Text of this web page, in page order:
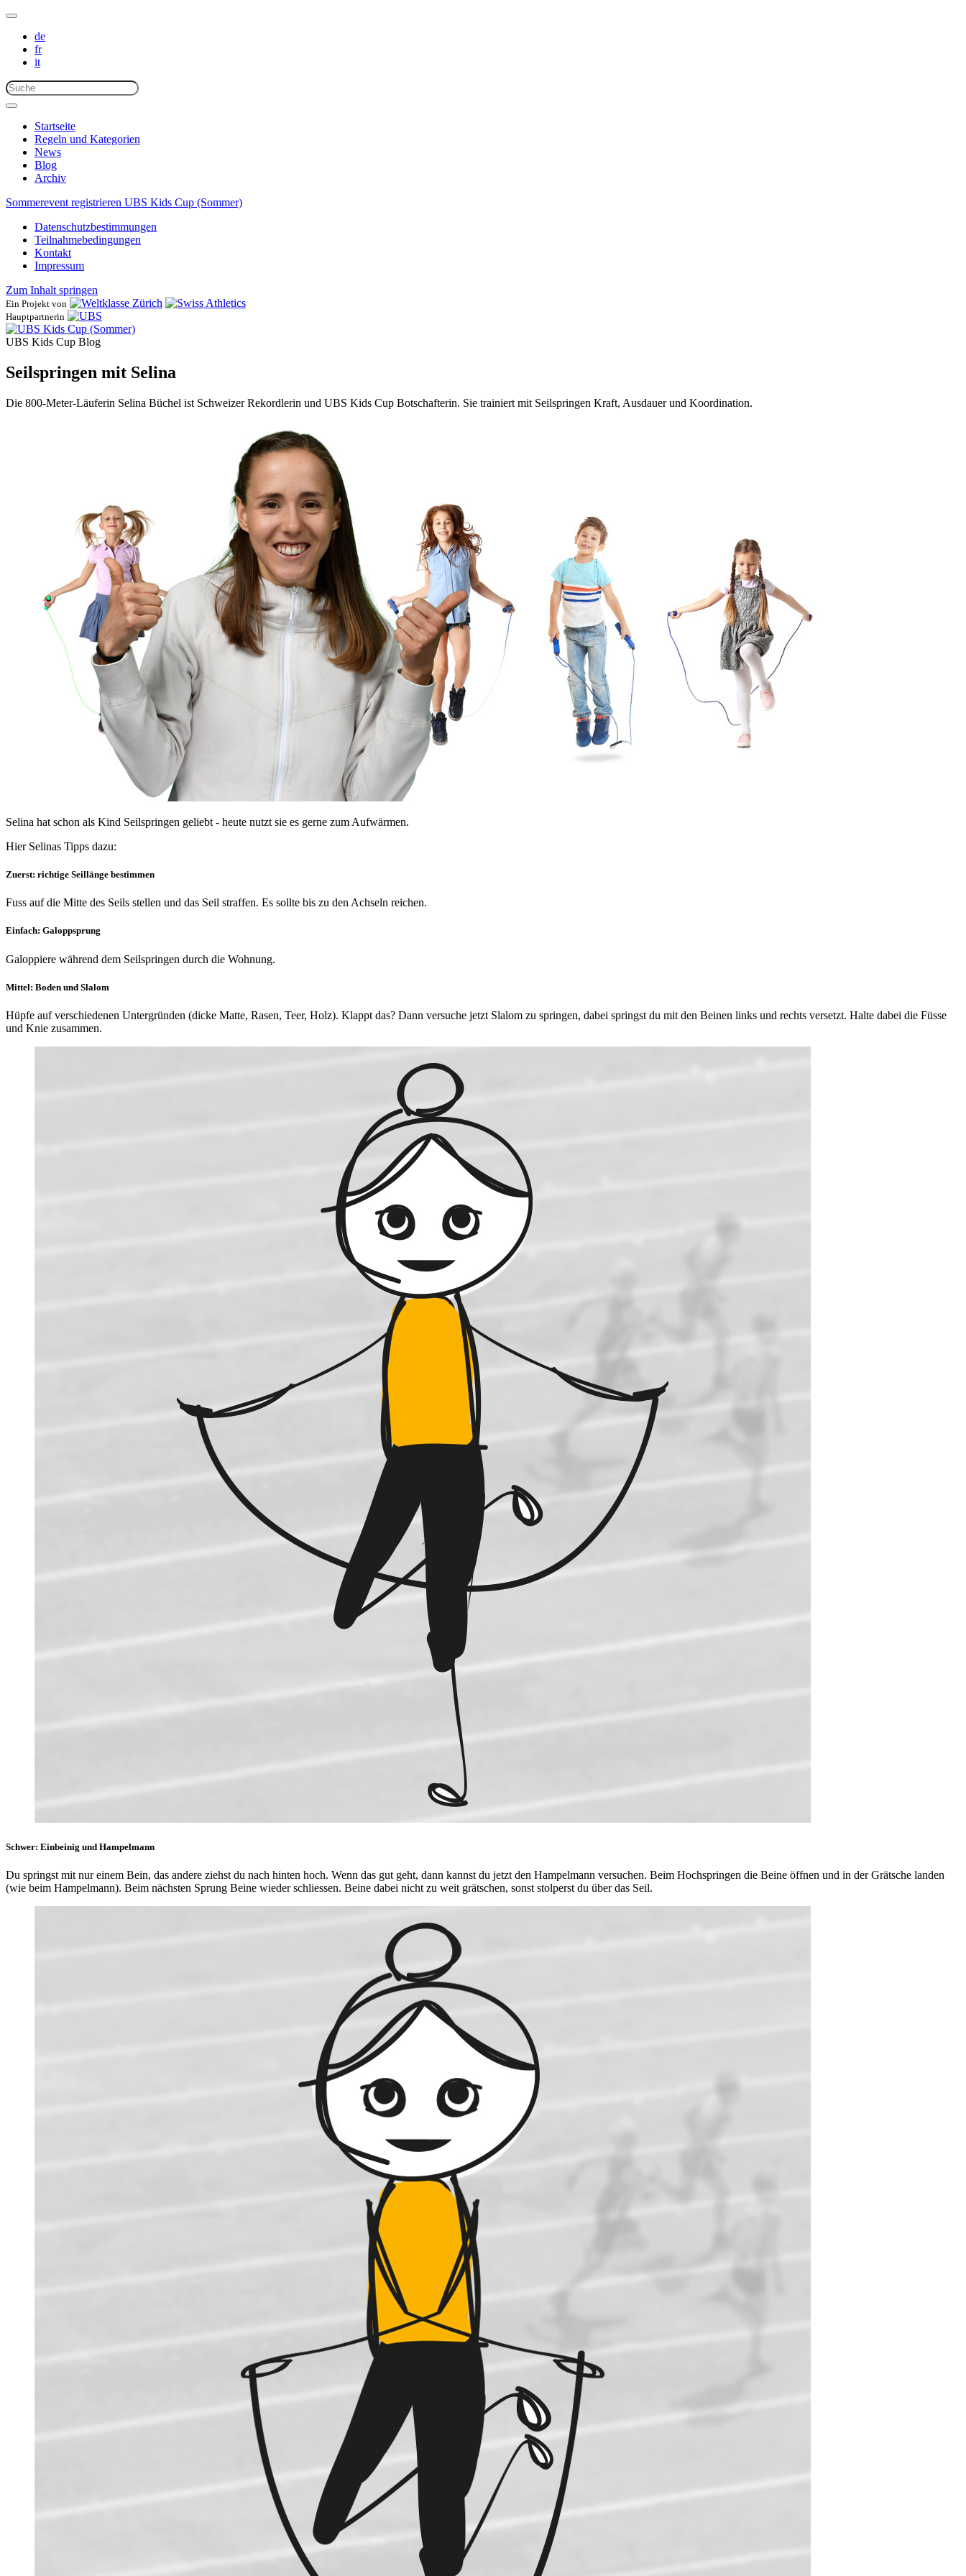
de
fr
it
Startseite
Regeln und Kategorien
News
Blog
Archiv
Sommerevent registrieren UBS Kids Cup (Sommer)
Datenschutzbestimmungen
Teilnahmebedingungen
Kontakt
Impressum
Zum Inhalt springen
Ein Projekt von
Hauptpartnerin
UBS Kids Cup Blog
Seilspringen mit Selina
Die 800-Meter-Läuferin Selina Büchel ist Schweizer Rekordlerin und UBS Kids Cup Botschafterin. Sie trainiert mit Seilspringen Kraft, Ausdauer und Koordination.
Selina hat schon als Kind Seilspringen geliebt - heute nutzt sie es gerne zum Aufwärmen.
Hier Selinas Tipps dazu:
Zuerst: richtige Seillänge bestimmen
Fuss auf die Mitte des Seils stellen und das Seil straffen. Es sollte bis zu den Achseln reichen.
Einfach: Galoppsprung
Galoppiere während dem Seilspringen durch die Wohnung.
Mittel: Boden und Slalom
Hüpfe auf verschiedenen Untergründen (dicke Matte, Rasen, Teer, Holz). Klappt das? Dann versuche jetzt Slalom zu springen, dabei springst du mit den Beinen links und rechts versetzt. Halte dabei die Füsse
und Knie zusammen.
Schwer: Einbeinig und Hampelmann
Du springst mit nur einem Bein, das andere ziehst du nach hinten hoch. Wenn das gut geht, dann kannst du jetzt den Hampelmann versuchen. Beim Hochspringen die Beine öffnen und in der Grätsche landen
(wie beim Hampelmann). Beim nächsten Sprung Beine wieder schliessen. Beine dabei nicht zu weit grätschen, sonst stolperst du über das Seil.